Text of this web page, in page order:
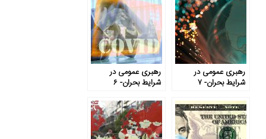
رهبری عمومی در
شرایط بحران- ۷
رهبری عمومی در
شرایط بحران- ۶